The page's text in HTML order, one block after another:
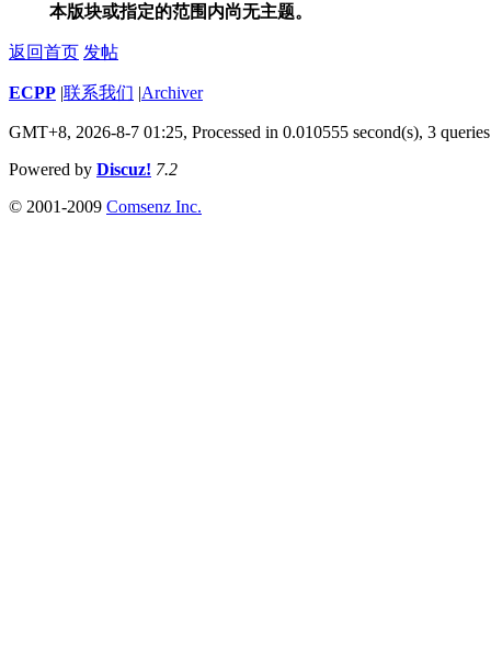
本版块或指定的范围内尚无主题。
返回首页 发帖
ECPP |联系我们 |Archiver
GMT+8, 2026-8-7 01:25, Processed in 0.010555 second(s), 3 queries
Powered by Discuz! 7.2
© 2001-2009 Comsenz Inc.